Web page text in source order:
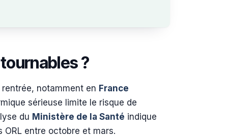
?
notamment en France
sérieuse limite le risque de
du Ministère de la Santé indique
entre octobre et mars.